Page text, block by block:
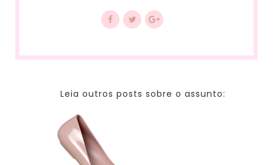
Leia outros posts sobre o assunto: